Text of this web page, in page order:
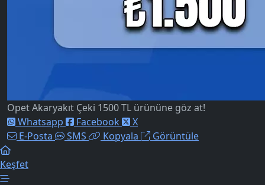
Opet Akaryakıt Çeki 1500 TL ürününe göz at!
Whatsapp
Facebook
X
E-Posta
SMS Kopyala Görüntüle
Keşfet